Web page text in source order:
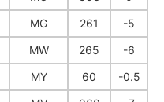
MG 261
-5
MW 265
-6
MY 60
-0.5